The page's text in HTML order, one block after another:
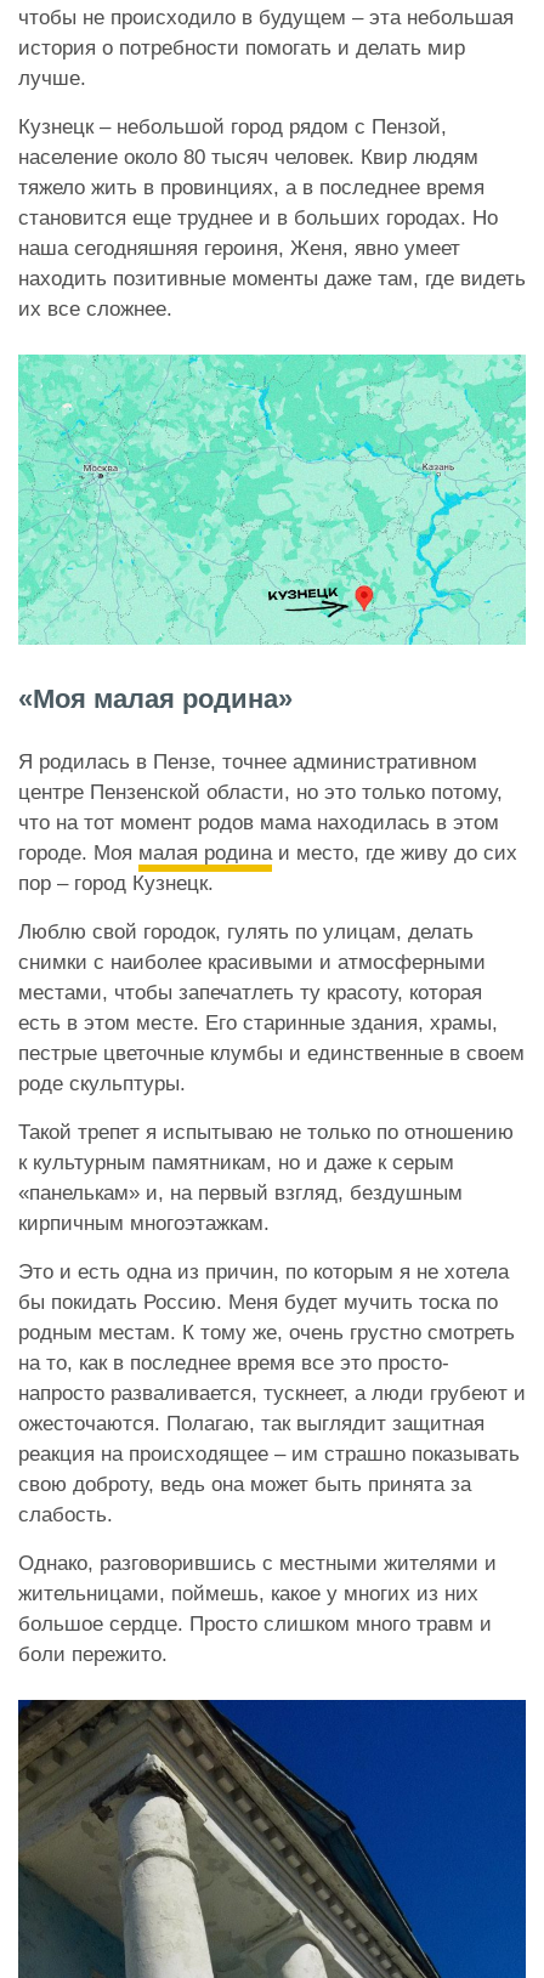
чтобы не происходило в будущем – эта небольшая
история о потребности помогать и делать мир
лучше.
Кузнецк – небольшой город рядом с Пензой,
население около 80 тысяч человек. Квир людям
тяжело жить в провинциях, а в последнее время
становится еще труднее и в больших городах. Но
наша сегодняшняя героиня, Женя, явно умеет
находить позитивные моменты даже там, где видеть
их все сложнее.
«Моя малая родина»
Я родилась в Пензе, точнее административном
центре Пензенской области, но это только потому,
что на тот момент родов мама находилась в этом
городе. Моя малая родина и место, где живу до сих
пор – город Кузнецк.
Люблю свой городок, гулять по улицам, делать
снимки с наиболее красивыми и атмосферными
местами, чтобы запечатлеть ту красоту, которая
есть в этом месте. Его старинные здания, храмы,
пестрые цветочные клумбы и единственные в своем
роде скульптуры.
Такой трепет я испытываю не только по отношению
к культурным памятникам, но и даже к серым
«панелькам» и, на первый взгляд, бездушным
кирпичным многоэтажкам.
Это и есть одна из причин, по которым я не хотела
бы покидать Россию. Меня будет мучить тоска по
родным местам. К тому же, очень грустно смотреть
на то, как в последнее время все это просто-
напросто разваливается, тускнеет, а люди грубеют и
ожесточаются. Полагаю, так выглядит защитная
реакция на происходящее – им страшно показывать
свою доброту, ведь она может быть принята за
слабость.
Однако, разговорившись с местными жителями и
жительницами, поймешь, какое у многих из них
большое сердце. Просто слишком много травм и
боли пережито.